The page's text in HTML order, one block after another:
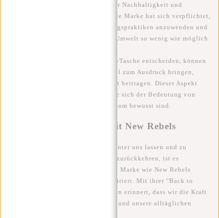
das Engagement von New Rebels für Nachhaltigkeit und
gesellschaftliche Verantwortung. Die Marke hat sich verpflichtet,
verantwortungsbewusste Herstellungspraktiken anzuwenden und
Materialien zu verwenden, die die Umwelt so wenig wie möglich
Indem Sie sich für eine New Rebels-Tasche entscheiden, können
Sie nicht nur Ihren persönlichen Stil zum Ausdruck bringen,
sondern auch zu einer besseren Welt beitragen. Dieser Aspekt
spricht besonders diejenigen an, die sich der Bedeutung von
Nachhaltigkeit und ethischem Konsum bewusst sind.
Bereit für die Realität mit New Rebels
Während wir unsere Urlaubsziele hinter uns lassen und zu
unseren täglichen Verpflichtungen zurückkehren, ist es
beruhigend zu wissen, dass wir eine Marke wie New Rebels
haben, die uns unterstützt und inspiriert. Mit ihrer "Back to
Reality" Kampagne werden wir daran erinnert, dass wir die Kraft
haben, unsere Realität zu gestalten und unsere alltäglichen